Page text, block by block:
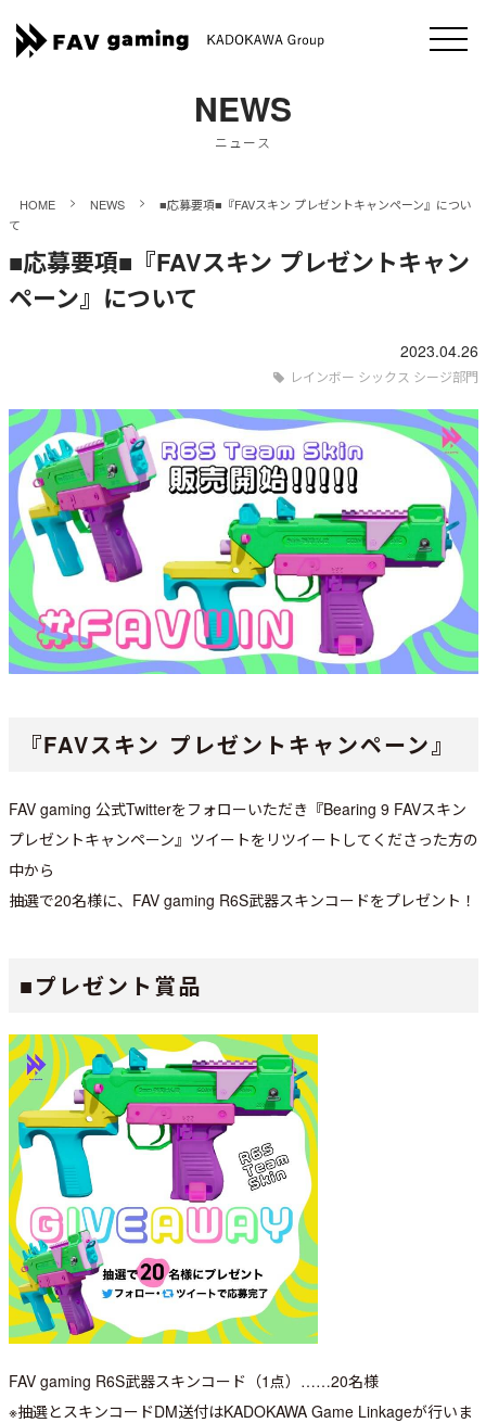
NEWS
ニュース
HOME > NEWS >
■応募要項■『FAVスキン プレゼントキャンペーン』につい
て
■応募要項■『FAVスキン プレゼントキャン
ペーン』について
2023.04.26
レインボー シックス シージ部門
『FAVスキン プレゼントキャンペーン』
FAV gaming 公式Twitterをフォローいただき『Bearing 9 FAVスキン
プレゼントキャンペーン』ツイートをリツイートしてくださった方の
中から
抽選で20名様に、FAV gaming R6S武器スキンコードをプレゼント！
■プレゼント賞品
FAV gaming R6S武器スキンコード（1点）……20名様
※抽選とスキンコードDM送付はKADOKAWA Game Linkageが行いま